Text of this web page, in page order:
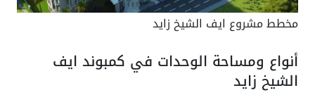
مخطط مشروع ايف الشيخ زايد
أنواع ومساحة الوحدات في كمبوند ايف
الشيخ زايد